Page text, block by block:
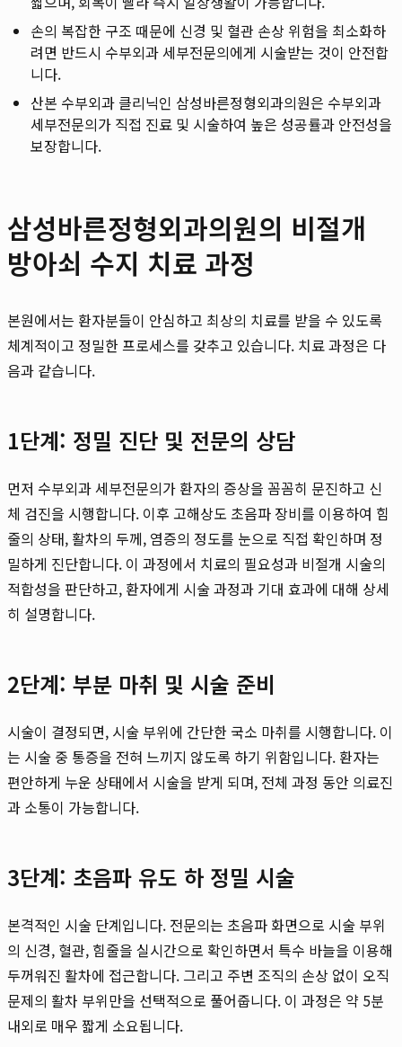
손의 복잡한 구조 때문에 신경 및 혈관 손상 위험을 최소화하
려면 반드시 수부외과 세부전문의에게 시술받는 것이 안전합
니다.
산본 수부외과 클리닉인 삼성바른정형외과의원은 수부외과
세부전문의가 직접 진료 및 시술하여 높은 성공률과 안전성을
보장합니다.
삼성바른정형외과의원의 비절개
방아쇠 수지 치료 과정
본원에서는 환자분들이 안심하고 최상의 치료를 받을 수 있도록
체계적이고 정밀한 프로세스를 갖추고 있습니다. 치료 과정은 다
음과 같습니다.
1단계: 정밀 진단 및 전문의 상담
먼저 수부외과 세부전문의가 환자의 증상을 꼼꼼히 문진하고 신
체 검진을 시행합니다. 이후 고해상도 초음파 장비를 이용하여 힘
줄의 상태, 활차의 두께, 염증의 정도를 눈으로 직접 확인하며 정
밀하게 진단합니다. 이 과정에서 치료의 필요성과 비절개 시술의
적합성을 판단하고, 환자에게 시술 과정과 기대 효과에 대해 상세
히 설명합니다.
2단계: 부분 마취 및 시술 준비
시술이 결정되면, 시술 부위에 간단한 국소 마취를 시행합니다. 이
는 시술 중 통증을 전혀 느끼지 않도록 하기 위함입니다. 환자는
편안하게 누운 상태에서 시술을 받게 되며, 전체 과정 동안 의료진
과 소통이 가능합니다.
3단계: 초음파 유도 하 정밀 시술
본격적인 시술 단계입니다. 전문의는 초음파 화면으로 시술 부위
의 신경, 혈관, 힘줄을 실시간으로 확인하면서 특수 바늘을 이용해
두꺼워진 활차에 접근합니다. 그리고 주변 조직의 손상 없이 오직
문제의 활차 부위만을 선택적으로 풀어줍니다. 이 과정은 약 5분
내외로 매우 짧게 소요됩니다.